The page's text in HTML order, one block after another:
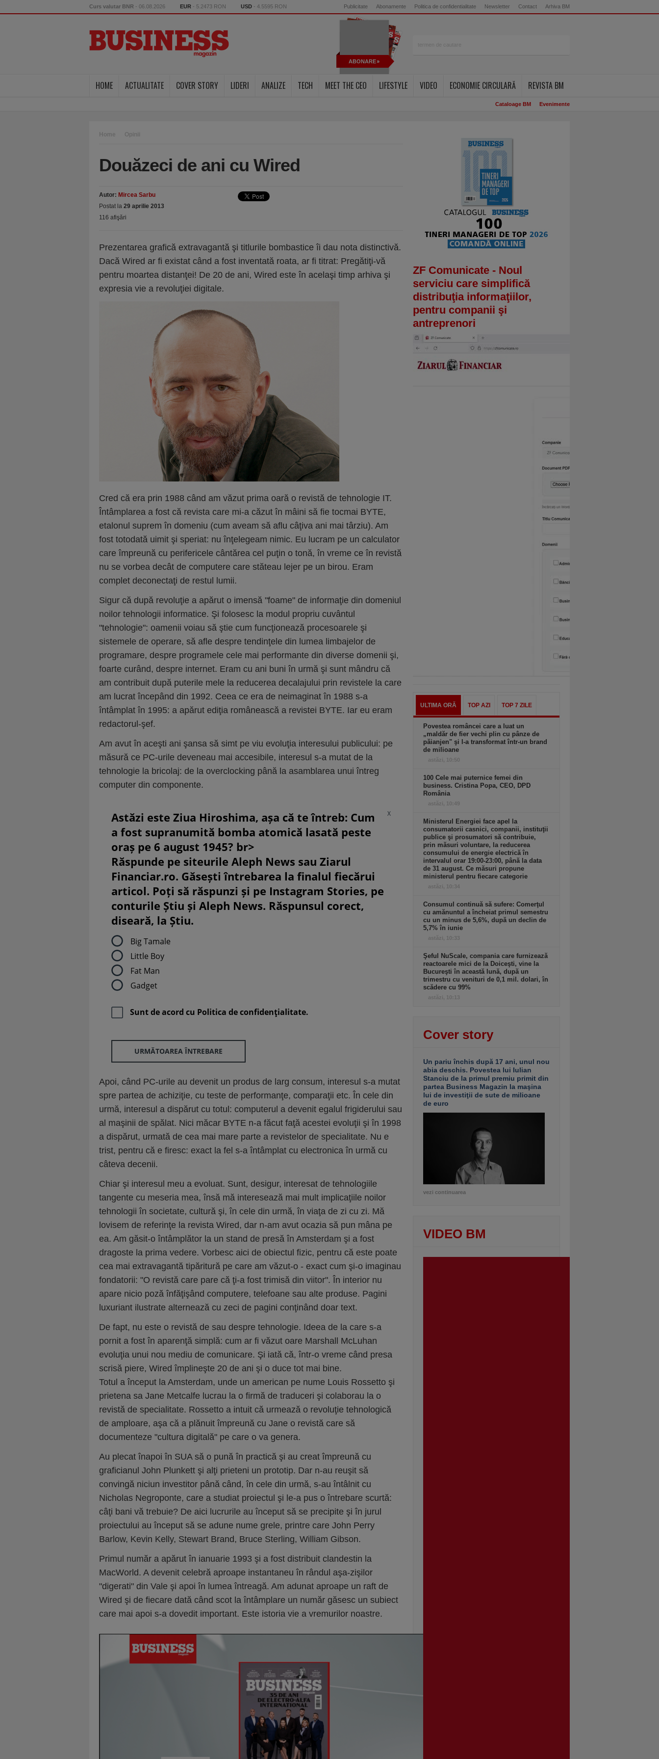
Curs valutar BNR - 06.08.2026 EUR - 5.2473 RON USD - 4.5595 RON Publicitate Abonamente Politica de confidentialitate Newsletter Contact Arhiva BM
ABONARE
HOME ACTUALITATE COVER STORY LIDERI ANALIZE TECH MEET THE CEO LIFESTYLE VIDEO ECONOMIE CIRCULARĂ REVISTA BM
Cataloage BM Evenimente
Home Opinii
Douăzeci de ani cu Wired
Autor: Mircea Sarbu
Postat la 29 aprilie 2013
116 afişări
Prezentarea grafică extravagantă şi titlurile bombastice îi dau nota distinctivă.
Dacă Wired ar fi existat când a fost inventată roata, ar fi titrat: Pregătiţi-vă
pentru moartea distanţei! De 20 de ani, Wired este în acelaşi timp arhiva şi
expresia vie a revoluţiei digitale.
Cred că era prin 1988 când am văzut prima oară o revistă de tehnologie IT.
Întâmplarea a fost că revista care mi-a căzut în mâini să fie tocmai BYTE,
etalonul suprem în domeniu (cum aveam să aflu câţiva ani mai târziu). Am
fost totodată uimit şi speriat: nu înţelegeam nimic. Eu lucram pe un calculator
care împreună cu perifericele cântărea cel puţin o tonă, în vreme ce în revistă
nu se vorbea decât de computere care stăteau lejer pe un birou. Eram
complet deconectaţi de restul lumii.
Sigur că după revoluţie a apărut o imensă "foame" de informaţie din domeniul
noilor tehnologii informatice. Şi folosesc la modul propriu cuvântul
"tehnologie": oamenii voiau să ştie cum funcţionează procesoarele şi
sistemele de operare, să afle despre tendinţele din lumea limbajelor de
programare, despre programele cele mai performante din diverse domenii şi,
foarte curând, despre internet. Eram cu ani buni în urmă şi sunt mândru că
am contribuit după puterile mele la reducerea decalajului prin revistele la care
am lucrat începând din 1992. Ceea ce era de neimaginat în 1988 s-a
întâmplat în 1995: a apărut ediţia românească a revistei BYTE. Iar eu eram
redactorul-şef.
Am avut în aceşti ani şansa să simt pe viu evoluţia interesului publicului: pe
măsură ce PC-urile deveneau mai accesibile, interesul s-a mutat de la
tehnologie la bricolaj: de la overclocking până la asamblarea unui întreg
computer din componente.
X
Astăzi este Ziua Hiroshima, așa că te întreb: Cum
a fost supranumită bomba atomică lasată peste
oraș pe 6 august 1945? br>
Răspunde pe siteurile Aleph News sau Ziarul
Financiar.ro. Găsești întrebarea la finalul fiecărui
articol. Poți să răspunzi și pe Instagram Stories, pe
conturile Știu și Aleph News. Răspunsul corect,
diseară, la Știu.
Big Tamale
Little Boy
Fat Man
Gadget
Sunt de acord cu Politica de confidenţialitate.
URMĂTOAREA ÎNTREBARE
Apoi, când PC-urile au devenit un produs de larg consum, interesul s-a mutat
spre partea de achiziţie, cu teste de performanţe, comparaţii etc. În cele din
urmă, interesul a dispărut cu totul: computerul a devenit egalul frigiderului sau
al maşinii de spălat. Nici măcar BYTE n-a făcut faţă acestei evoluţii şi în 1998
a dispărut, urmată de cea mai mare parte a revistelor de specialitate. Nu e
trist, pentru că e firesc: exact la fel s-a întâmplat cu electronica în urmă cu
câteva decenii.
Chiar şi interesul meu a evoluat. Sunt, desigur, interesat de tehnologiile
tangente cu meseria mea, însă mă interesează mai mult implicaţiile noilor
tehnologii în societate, cultură şi, în cele din urmă, în viaţa de zi cu zi. Mă
lovisem de referinţe la revista Wired, dar n-am avut ocazia să pun mâna pe
ea. Am găsit-o întâmplător la un stand de presă în Amsterdam şi a fost
dragoste la prima vedere. Vorbesc aici de obiectul fizic, pentru că este poate
cea mai extravagantă tipăritură pe care am văzut-o - exact cum şi-o imaginau
fondatorii: "O revistă care pare că ţi-a fost trimisă din viitor". În interior nu
apare nicio poză înfăţişând computere, telefoane sau alte produse. Pagini
luxuriant ilustrate alternează cu zeci de pagini conţinând doar text.
De fapt, nu este o revistă de sau despre tehnologie. Ideea de la care s-a
pornit a fost în aparenţă simplă: cum ar fi văzut oare Marshall McLuhan
evoluţia unui nou mediu de comunicare. Şi iată că, într-o vreme când presa
scrisă piere, Wired împlineşte 20 de ani şi o duce tot mai bine.
Totul a început la Amsterdam, unde un american pe nume Louis Rossetto şi
prietena sa Jane Metcalfe lucrau la o firmă de traduceri şi colaborau la o
revistă de specialitate. Rossetto a intuit că urmează o revoluţie tehnologică
de amploare, aşa că a plănuit împreună cu Jane o revistă care să
documenteze "cultura digitală" pe care o va genera.
Au plecat înapoi în SUA să o pună în practică şi au creat împreună cu
graficianul John Plunkett şi alţi prieteni un prototip. Dar n-au reuşit să
convingă niciun investitor până când, în cele din urmă, s-au întâlnit cu
Nicholas Negroponte, care a studiat proiectul şi le-a pus o întrebare scurtă:
câţi bani vă trebuie? De aici lucrurile au început să se precipite şi în jurul
proiectului au început să se adune nume grele, printre care John Perry
Barlow, Kevin Kelly, Stewart Brand, Bruce Sterling, William Gibson.
Primul număr a apărut în ianuarie 1993 şi a fost distribuit clandestin la
MacWorld. A devenit celebră aproape instantaneu în rândul aşa-zişilor
"digerati" din Vale şi apoi în lumea întreagă. Am adunat aproape un raft de
Wired şi de fiecare dată când scot la întâmplare un număr găsesc un subiect
care mai apoi s-a dovedit important. Este istoria vie a vremurilor noastre.
ZF Comunicate - Noul
serviciu care simplifică
distribuţia informaţiilor,
pentru companii şi
antreprenori
ULTIMA ORĂ TOP AZI TOP 7 ZILE
Povestea româncei care a luat un
„maldăr de fier vechi plin cu pânze de
păianjen" şi l-a transformat într-un brand
de milioane
astăzi, 10:50
100 Cele mai puternice femei din
business. Cristina Popa, CEO, DPD
România
astăzi, 10:49
Ministerul Energiei face apel la
consumatorii casnici, companii, instituţii
publice şi prosumatori să contribuie,
prin măsuri voluntare, la reducerea
consumului de energie electrică în
intervalul orar 19:00-23:00, până la data
de 31 august. Ce măsuri propune
ministerul pentru fiecare categorie
astăzi, 10:34
Consumul continuă să sufere: Comerţul
cu amănuntul a încheiat primul semestru
cu un minus de 5,6%, după un declin de
5,7% în iunie
astăzi, 10:33
Şeful NuScale, compania care furnizează
reactoarele mici de la Doiceşti, vine la
Bucureşti în această lună, după un
trimestru cu venituri de 0,1 mil. dolari, în
scădere cu 99%
astăzi, 10:13
Cover story
Un pariu închis după 17 ani, unul nou
abia deschis. Povestea lui Iulian
Stanciu de la primul premiu primit din
partea Business Magazin la maşina
lui de investiţii de sute de milioane
de euro
vezi continuarea
VIDEO BM